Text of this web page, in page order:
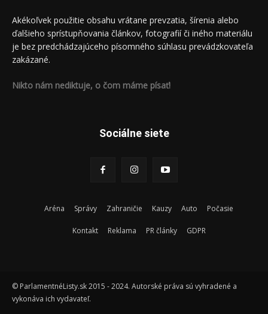
Akékoľvek použitie obsahu vrátane prevzatia, šírenia alebo
ďalšieho sprístupňovania článkov, fotografií či iného materiálu
je bez predchádzajúceho písomného súhlasu prevádzkovateľa
zakázané.
Nikto nám nediktuje, o čom máme písať!
Sociálne siete
Aréna Správy Zahraničie Kauzy Auto Počasie
Kontakt Reklama PR články GDPR
© ParlamentnéListy.sk 2015 - 2024. Autorské práva sú vyhradené a
vykonáva ich vydavateľ.